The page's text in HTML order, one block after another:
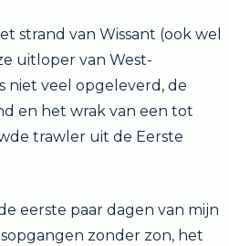
strand van Wissant (ook wel
uitloper van West-
niet veel opgeleverd, de
en het wrak van een tot
trawler uit de Eerste
eerste paar dagen van mijn
zonder zon, het